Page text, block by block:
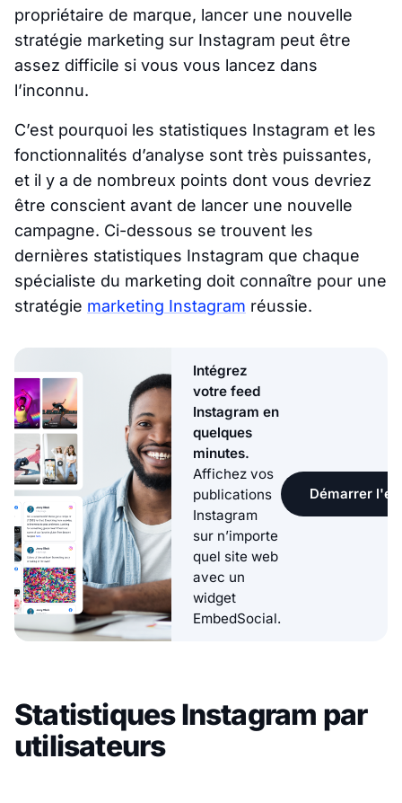
propriétaire de marque, lancer une nouvelle
stratégie marketing sur Instagram peut être
assez difficile si vous vous lancez dans
l’inconnu.
C’est pourquoi les statistiques Instagram et les
fonctionnalités d’analyse sont très puissantes,
et il y a de nombreux points dont vous devriez
être conscient avant de lancer une nouvelle
campagne. Ci-dessous se trouvent les
dernières statistiques Instagram que chaque
spécialiste du marketing doit connaître pour une
stratégie marketing Instagram réussie.
Intégrez
votre feed
Instagram en
quelques
minutes.
Affichez vos
publications
Instagram
sur n’importe
quel site web
avec un
widget
EmbedSocial.
Démarrer
Statistiques Instagram par
utilisateurs